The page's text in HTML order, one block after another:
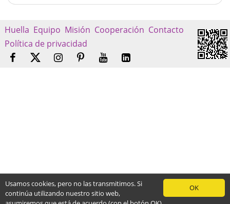
Huella Equipo Misión Cooperación Contacto
Política de privacidad
OK
Usamos cookies, pero no las transmitimos. Si
continúa utilizando nuestro sitio web,